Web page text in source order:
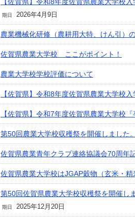
期日 2026年4月9日
農業機械化研修（農耕用大特、けん引）
佐賀県農業大学校 ここがポイント！
農業大学校学校評価について
【佐賀県】令和8年度佐賀県農業大学校
【佐賀県】令和7年度佐賀県農業大学校
第50回農業大学校収穫祭を開催しました。
佐賀県農業青年クラブ連絡協議会70周年
佐賀県農業大学校はJGAP穀物（玄米・
第50回佐賀県農業大学校収穫祭を開催し
期日 2025年12月20日